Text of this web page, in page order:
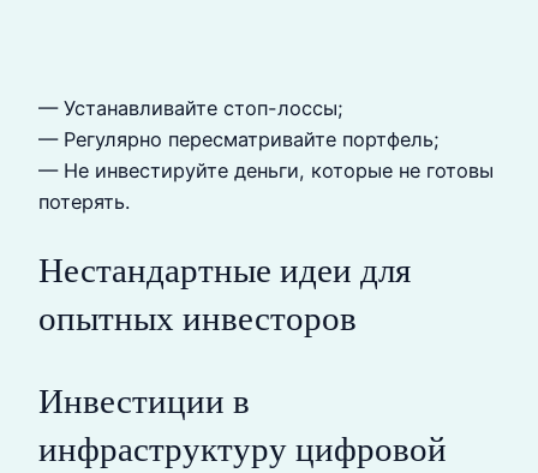
— Устанавливайте стоп-лоссы;
— Регулярно пересматривайте портфель;
— Не инвестируйте деньги, которые не готовы
потерять.
Нестандартные идеи для
опытных инвесторов
Инвестиции в
инфраструктуру цифровой